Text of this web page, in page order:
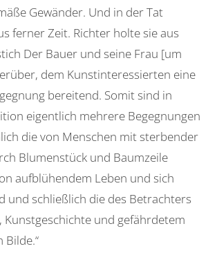
Gewänder. Und in der Tat
ferner Zeit. Richter holte sie aus
Der Bauer und seine Frau [um
dem Kunstinteressierten eine
bereitend. Somit sind in
eigentlich mehrere Begegnungen
die von Menschen mit sterbender
Blumenstück und Baumzeile
aufblühendem Leben und sich
und schließlich die des Betrachters
Kunstgeschichte und gefährdetem
Bilde.“